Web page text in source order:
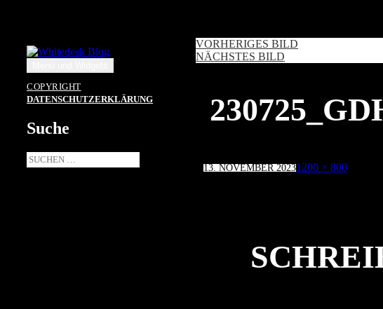
COPYRIGHT
DATENSCHUTZERKLÄRUNG
Suche
Suche
nach:
VORHERIGES BILD
NÄCHSTES BILD
Veröffentlicht
am
13. NOVEMBER 2023Volle
1200 × 800